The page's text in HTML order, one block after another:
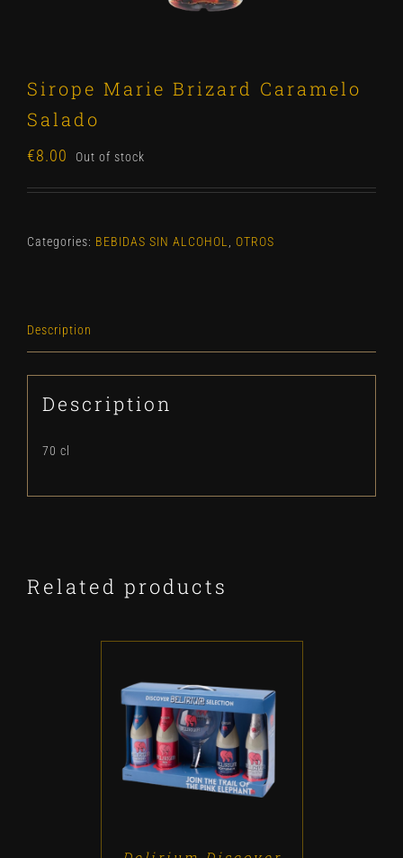
Sirope Marie Brizard Caramelo
Salado
€8.00 Out of stock
Categories: BEBIDAS SIN ALCOHOL OTROS
Description
Description
70 cl
Related products
ADD TO CART / DETALLES